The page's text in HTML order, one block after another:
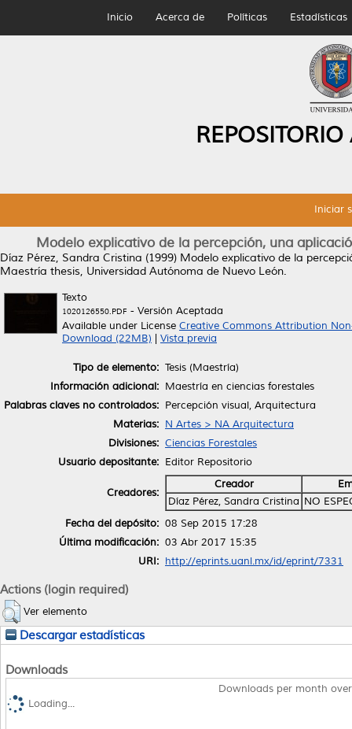
Inicio Acerca de Políticas Estadísticas
Iniciar
Modelo explicativo de la percepción, una
Díaz Pérez, Sandra Cristina (1999) Modelo explicativo de la
Maestría thesis, Universidad Autónoma de Nuevo León.
Texto
1020126550.PDF - Versión Aceptada
Available under License Creative Commons Attribution
Download (22MB)
Vista previa
Tipo de elemento: Tesis (Maestría)
Información adicional: Maestría en ciencias forestales
Palabras claves no controlados: Percepción visual, Arquitectura
Materias: N Artes > NA Arquitectura
Divisiones: Ciencias Forestales
Usuario depositante: Editor Repositorio
Creadores:
Creador
Díaz Pérez, Sandra Cristina NO
Fecha del depósito: 08 Sep 2015 17:28
Última modificación: 03 Abr 2017 15:35
URI: http://eprints.uanl.mx/id/eprint/7331
Actions (login required)
Ver elemento
Descargar estadísticas
Downloads
Downloads per month
Loading...